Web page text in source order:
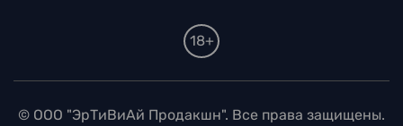
18+
© ООО "ЭрТиВиАй Продакшн". Все права защищены.